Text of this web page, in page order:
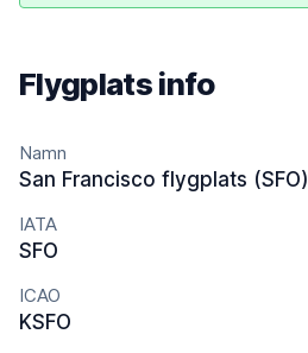
Flygplats info
Namn
San Francisco flygplats (SFO)
IATA
SFO
ICAO
KSFO